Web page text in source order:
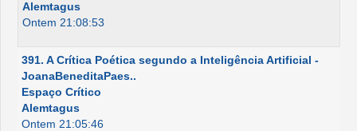
Alemtagus
Ontem 21:08:53
391. A Crítica Poética segundo a Inteligência Artificial -
JoanaBeneditaPaes..
Espaço Crítico
Alemtagus
Ontem 21:05:46